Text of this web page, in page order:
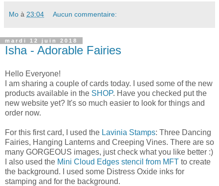
Mo à 23:04 Aucun commentaire:
mardi 12 juin 2018
Isha - Adorable Fairies
Hello Everyone!
I am sharing a couple of cards today. I used some of the new
products available in the SHOP. Have you checked put the
new website yet? It's so much easier to look for things and
order now.
For this first card, I used the Lavinia Stamps: Three Dancing
Fairies, Hanging Lanterns and Creeping Vines. There are so
many GORGEOUS images, just check what you like better :)
I also used the Mini Cloud Edges stencil from MFT to create
the background. I used some Distress Oxide inks for
stamping and for the background.